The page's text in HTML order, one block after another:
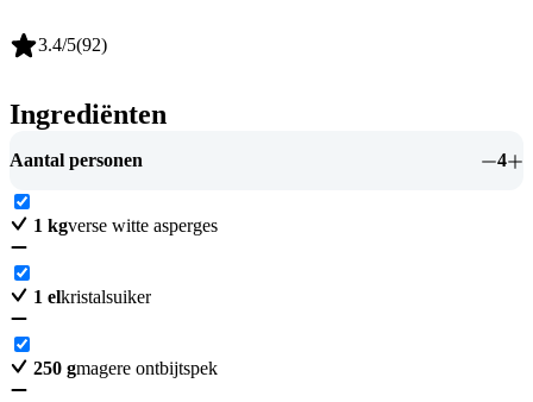
3.4/5(92)
Ingrediënten
Aantal personen 4
1 kgverse witte asperges
1 elkristalsuiker
250 gmagere ontbijtspek